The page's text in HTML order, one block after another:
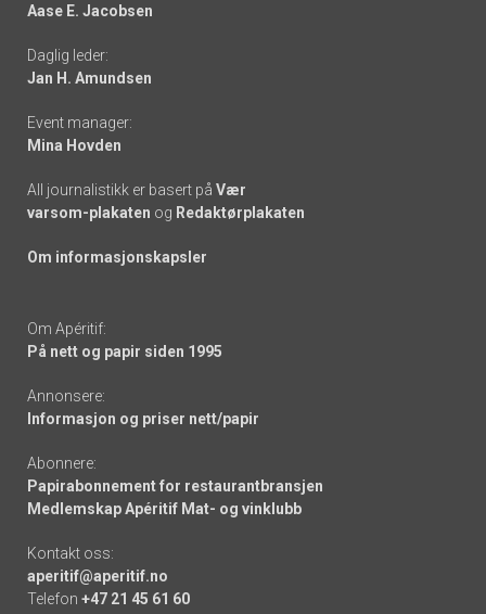
-
links
Aase E. Jacobsen
Daglig leder:
Jan H. Amundsen
Event manager:
Mina Hovden
All journalistikk er basert på Vær
varsom-plakaten og Redaktørplakaten
Om informasjonskapsler
Om Apéritif:
På nett og papir siden 1995
Annonsere:
Informasjon og priser nett/papir
Abonnere:
Papirabonnement for restaurantbransjen
Medlemskap Apéritif Mat- og vinklubb
Kontakt oss:
aperitif@aperitif.no
Telefon +47 21 45 61 60